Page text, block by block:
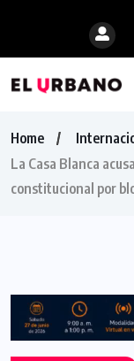
Home
La Casa Blanca
constitucional por